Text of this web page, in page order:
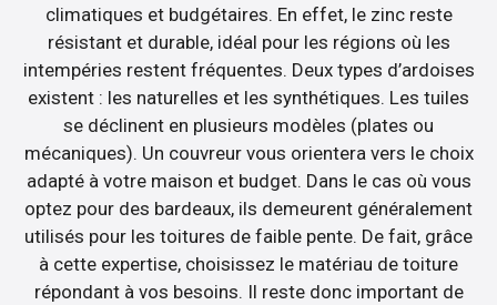
climatiques et budgétaires. En effet, le zinc reste
résistant et durable, idéal pour les régions où les
intempéries restent fréquentes. Deux types d’ardoises
existent : les naturelles et les synthétiques. Les tuiles
se déclinent en plusieurs modèles (plates ou
mécaniques). Un couvreur vous orientera vers le choix
adapté à votre maison et budget. Dans le cas où vous
optez pour des bardeaux, ils demeurent généralement
utilisés pour les toitures de faible pente. De fait, grâce
à cette expertise, choisissez le matériau de toiture
répondant à vos besoins. Il reste donc important de